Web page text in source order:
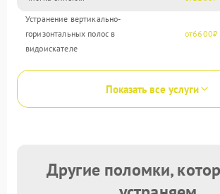
Устранение вертикально-
горизонтальных полос в
видоискателе
6600
Показать все услуги
Другие поломки,